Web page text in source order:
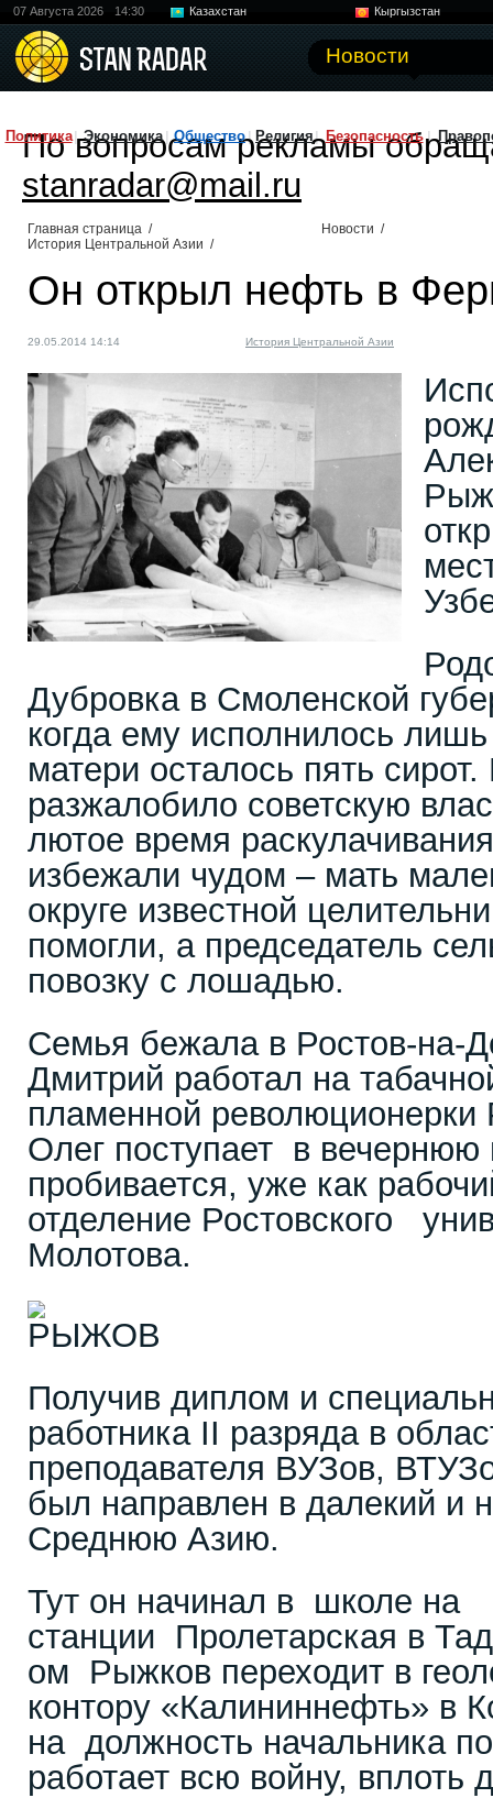
07 Августа 2026 14:30 Казахстан
Кыргызстан
Новости
Политика Экономика Общество Религия Безопасность
По вопросам рекламы
stanradar@mail.ru
Главная страница / Новости /
История Центральной Азии /
Он открыл нефть в
29.05.2014 14:14 История Центральной Азии
Дубровка в Смоленской
когда ему исполнилось
матери осталось пять
разжалобило советскую
лютое время
избежали чудом – мать
округе известной
помогли, а председатель
повозку с лошадью.
Семья бежала в Ростов-на-
Дмитрий работал на
пламенной революционерки
Олег поступает в вечернюю
пробивается, уже как
отделение Ростовского
Молотова.
Получив диплом и
работника II разряда в
преподавателя ВУЗов,
был направлен в далекий и
Среднюю Азию.
Тут он начинал в школе на
станции Пролетарская в
ом Рыжков переходит в
контору «Калининнефть» в
на должность начальника
работает всю войну, вплоть